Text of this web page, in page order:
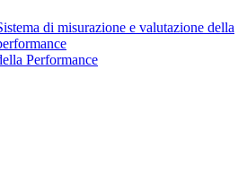
di misurazione e valutazione della
Performance